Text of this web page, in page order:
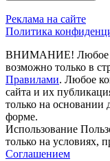
Реклама на сайте
Политика
ВНИМАНИЕ! Любое
возможно только в
Правилами. Любое
сайта и их
только на основании
форме.
Использование
только на условиях,
Соглашением